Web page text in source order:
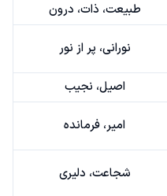
طبیعت، ذات، درون
نورانی، پر از نور
اصیل، نجیب
امیر، فرمانده
شجاعت، دلیری